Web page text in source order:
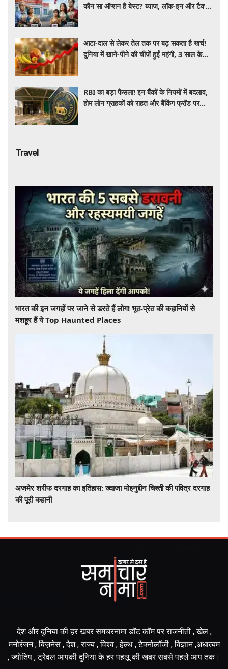
कौन सा ऑप्शन है बेस्ट? ब्याज, लॉक-इन और टैक्स
आटा-दाल से लेकर तेल तक पर बढ़ सकता है खर्च!
दुनिया में खाने-पीने की चीजें हुईं महंगी, 3 साल के
RBI का बड़ा फैसला! इन बैंकों के नियमों में बदलाव,
होम लोन ग्राहकों को राहत और बैंकिंग फ्रॉड पर
Travel
भारत की इन जगहों पर जाने से डरते हैं लोग! भूत-प्रेत की कहानियों से
मशहूर हैं ये Top Haunted Places
अजमेर शरीफ दरगाह का इतिहास: ख्वाजा मोइनुद्दीन चिश्ती की पवित्र दरगाह
की पूरी कहानी
देश और दुनिया की हर खबर समचरनामा डॉट कॉम पर राजनीती , खेल ,
मनोरंजन , बिज़नेस , देश , राज्य , विश्व , हेल्थ , टेक्नोलॉजी , विज्ञान ,अधात्यम
, ज्योतिष , ट्रेवल आपकी दुनिया के हर पहलू की खबर सबसे पहले आप तक।